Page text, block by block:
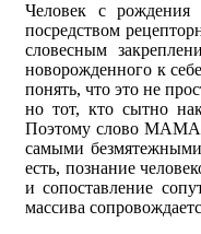
Человек с
посредством
словесным
новорожденного к
понять, что это не
но тот, кто сытно
Поэтому слово МАМА
самыми
есть, познание
и сопоставление
массива